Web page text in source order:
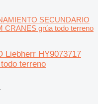
SECUNDARIO
CRANES grúa todo terreno
Liebherr HY9073717
terreno